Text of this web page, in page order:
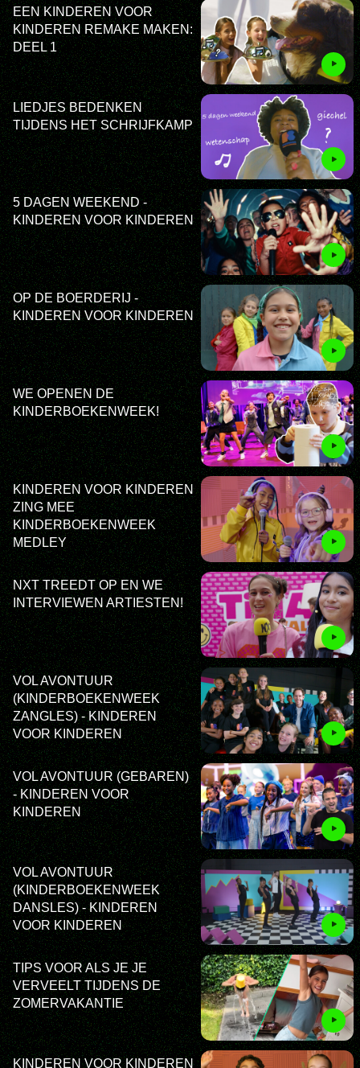
EEN KINDEREN VOOR
KINDEREN REMAKE MAKEN:
DEEL 1
LIEDJES BEDENKEN
TIJDENS HET SCHRIJFKAMP
5 DAGEN WEEKEND -
KINDEREN VOOR KINDEREN
OP DE BOERDERIJ -
KINDEREN VOOR KINDEREN
WE OPENEN DE
KINDERBOEKENWEEK!
KINDEREN VOOR KINDEREN
ZING MEE
KINDERBOEKENWEEK
MEDLEY
NXT TREEDT OP EN WE
INTERVIEWEN ARTIESTEN!
VOL AVONTUUR
(KINDERBOEKENWEEK
ZANGLES) - KINDEREN
VOOR KINDEREN
VOL AVONTUUR (GEBAREN)
- KINDEREN VOOR
KINDEREN
VOL AVONTUUR
(KINDERBOEKENWEEK
DANSLES) - KINDEREN
VOOR KINDEREN
TIPS VOOR ALS JE JE
VERVEELT TIJDENS DE
ZOMERVAKANTIE
KINDEREN VOOR KINDEREN